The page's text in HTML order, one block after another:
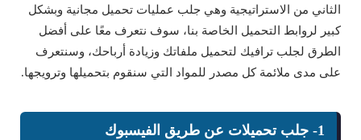
الثاني من الاستراتيجية وهي جلب عمليات تحميل مجانية وبشكل
كبير لروابط التحميل الخاصة بنا، سوف نتعرف معًا على أفضل
الطرق لجلب ترافيك لتحميل ملفاتك وزيادة أرباحك، وسنتعرف
على مدى ملائمة كل مصدر للمواد التي سنقوم بتحميلها وترويجها.
1- جلب تحميلات عن طريق الفيسبوك